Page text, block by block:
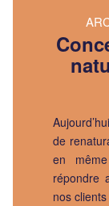
de
en
répondre
nos